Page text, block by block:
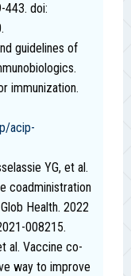
443. doi:
guidelines of
immunization.
acip-
YG, et al.
coadministration
Health. 2022
008215.
al. Vaccine co-
way to improve